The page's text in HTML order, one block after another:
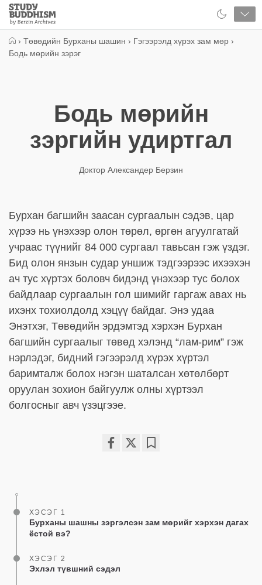
Close
Study
Buddhism
› Төвөдийн Бурханы шашин › Гэгээрэлд хүрэх зам мөр ›
Бодь мөрийн зэрэг
Бодь мөрийн
зэргийн удиртгал
Доктор Александер Берзин
Бурхан багшийн заасан сургаалын сэдэв, цар
хүрээ нь үнэхээр олон төрөл, өргөн агуулгатай
учраас түүнийг 84 000 сургаал тавьсан гэж үздэг.
Бид олон янзын судар уншиж тэдгээрээс ихээхэн
ач тус хүртэх боловч бидэнд үнэхээр тус болох
байдлаар сургаалын гол шимийг гаргаж авах нь
ихэнх тохиолдолд хэцүү байдаг. Энэ удаа
Энэтхэг, Төвөдийн эрдэмтэд хэрхэн Бурхан
багшийн сургаалыг төвөд хэлэнд “лам-рим” гэж
нэрлэдэг, бидний гэгээрэлд хүрэх хүртэл
баримталж болох нэгэн шаталсан хөтөлбөрт
оруулан зохион байгуулж олны хүртээл
болгосныг авч үзэцгээе.
ХЭСЭГ 1
Бурханы шашны зэргэлсэн зам мөрийг хэрхэн дагах
ёстой вэ?
ХЭСЭГ 2
Эхлэл түвшний сэдэл